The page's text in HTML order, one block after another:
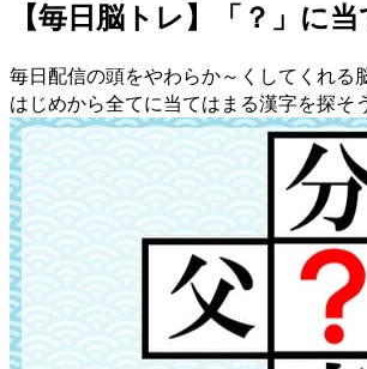
【毎日脳トレ】「？」に
毎日配信の頭をやわらか～くしてくれる
はじめから全てに当てはまる漢字を探そ